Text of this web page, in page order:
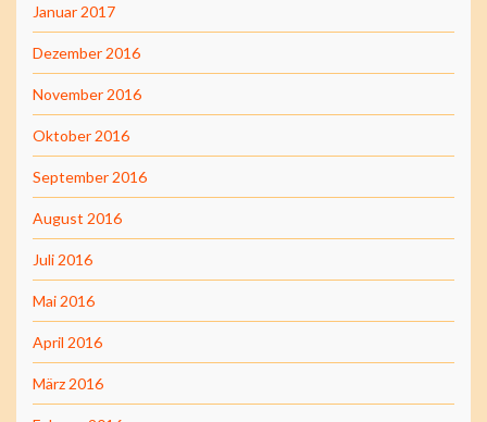
Januar 2017
Dezember 2016
November 2016
Oktober 2016
September 2016
August 2016
Juli 2016
Mai 2016
April 2016
März 2016